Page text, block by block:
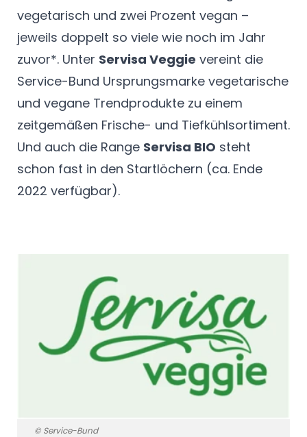
vegetarisch und zwei Prozent vegan –
jeweils doppelt so viele wie noch im Jahr
zuvor*. Unter Servisa Veggie vereint die
Service-Bund Ursprungsmarke vegetarische
und vegane Trendprodukte zu einem
zeitgemäßen Frische- und Tiefkühlsortiment.
Und auch die Range Servisa BIO steht
schon fast in den Startlöchern (ca. Ende
2022 verfügbar).
© Service-Bund